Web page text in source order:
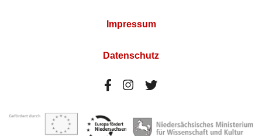
Impressum
Datenschutz